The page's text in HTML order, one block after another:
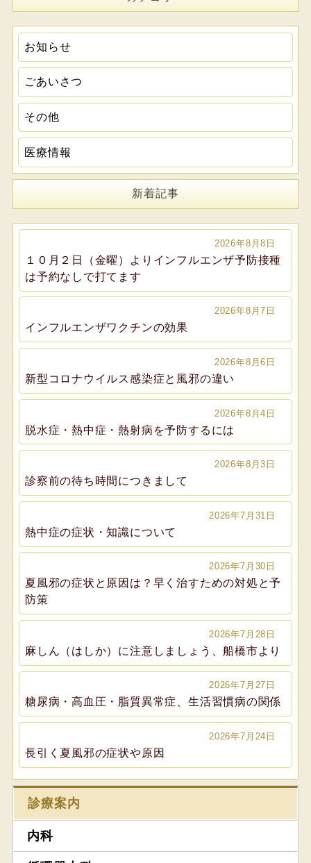
お知らせ
ごあいさつ
その他
医療情報
新着記事
2026年8月8日
１０月２日（金曜）よりインフルエンザ予防接種
は予約なしで打てます
2026年8月7日
インフルエンザワクチンの効果
2026年8月6日
新型コロナウイルス感染症と風邪の違い
2026年8月4日
脱水症・熱中症・熱射病を予防するには
2026年8月3日
診察前の待ち時間につきまして
2026年7月31日
熱中症の症状・知識について
2026年7月30日
夏風邪の症状と原因は？早く治すための対処と予
防策
2026年7月28日
麻しん（はしか）に注意しましょう、船橋市より
2026年7月27日
糖尿病・高血圧・脂質異常症、生活習慣病の関係
2026年7月24日
長引く夏風邪の症状や原因
診療案内
内科